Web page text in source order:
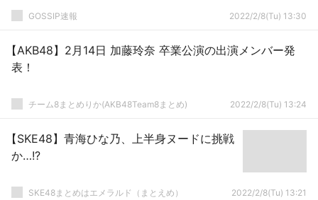
GOSSIP速報 2022/2/8(Tu) 13:30
【AKB48】2月14日 加藤玲奈 卒業公演の出演メンバー発
表！
チーム8まとめりか(AKB48Team8まとめ) 2022/2/8(Tu) 13:24
【SKE48】青海ひな乃、上半身ヌードに挑戦
か…!?
SKE48まとめはエメラルド（まとえめ） 2022/2/8(Tu) 13:21